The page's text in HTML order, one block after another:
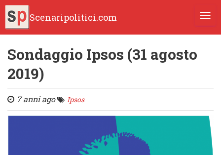
Scenaripolitici.com
Sondaggio Ipsos (31 agosto
2019)
7 anni ago Ipsos